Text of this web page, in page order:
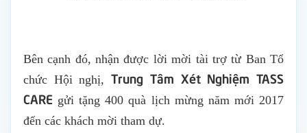
Bên cạnh đó, nhận được lời mời tài trợ từ Ban Tổ
chức Hội nghị,Trung Tâm Xét Nghiệm TASS
CARE gửi tặng 400 quà lịch mừng năm mới 2017
đến các khách mời tham dự.